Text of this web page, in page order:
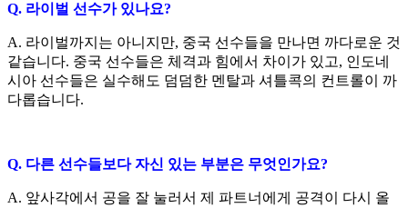
Q. 라이벌 선수가 있나요?
A. 라이벌까지는 아니지만, 중국 선수들을 만나면 까다로운 것
같습니다. 중국 선수들은 체격과 힘에서 차이가 있고, 인도네
시아 선수들은 실수해도 덤덤한 멘탈과 셔틀콕의 컨트롤이 까
다롭습니다.
Q. 다른 선수들보다 자신 있는 부분은 무엇인가요?
A. 앞사각에서 공을 잘 눌러서 제 파트너에게 공격이 다시 올